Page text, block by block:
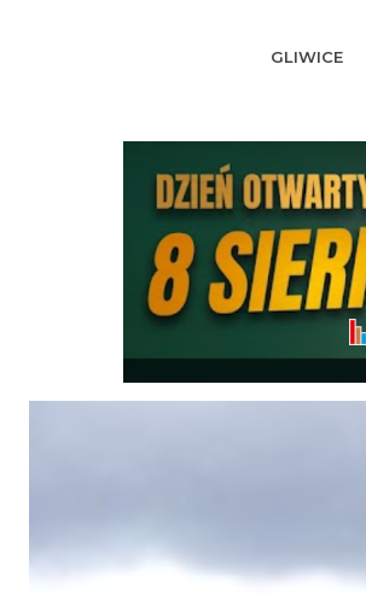
GLIWICE